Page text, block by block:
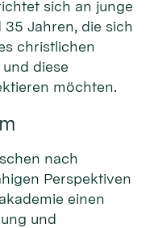
sich an junge
35 Jahren, die sich
christlichen
diese
möchten.
nach
Perspektiven
einen
und